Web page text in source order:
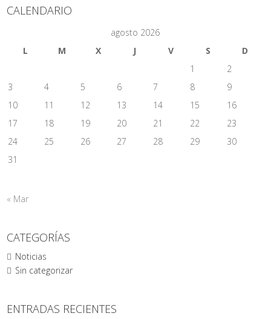
CALENDARIO
agosto 2026
L
M X J V S
D
1
2
3
4 5 6 7 8
9
10
11 12 13 14 15
16
17
18 19 20 21 22
23
24
25 26 27 28 29
30
31
« Mar
CATEGORÍAS
Noticias
Sin categorizar
ENTRADAS RECIENTES